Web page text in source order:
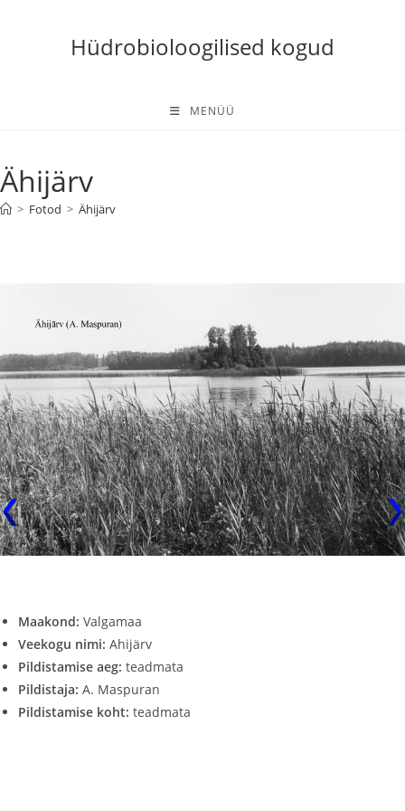
Hüdrobioloogilised kogud
MENÜÜ
Ähijärv
> Fotod > Ähijärv
Maakond: Valgamaa
Veekogu nimi: Ahijärv
Pildistamise aeg: teadmata
Pildistaja: A. Maspuran
Pildistamise koht: teadmata